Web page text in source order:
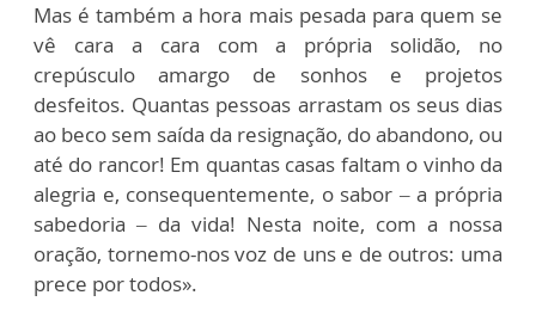
Mas é também a hora mais pesada para quem se
vê cara a cara com a própria solidão, no
crepúsculo amargo de sonhos e projetos
desfeitos. Quantas pessoas arrastam os seus dias
ao beco sem saída da resignação, do abandono, ou
até do rancor! Em quantas casas faltam o vinho da
alegria e, consequentemente, o sabor – a própria
sabedoria – da vida! Nesta noite, com a nossa
oração, tornemo-nos voz de uns e de outros: uma
prece por todos».